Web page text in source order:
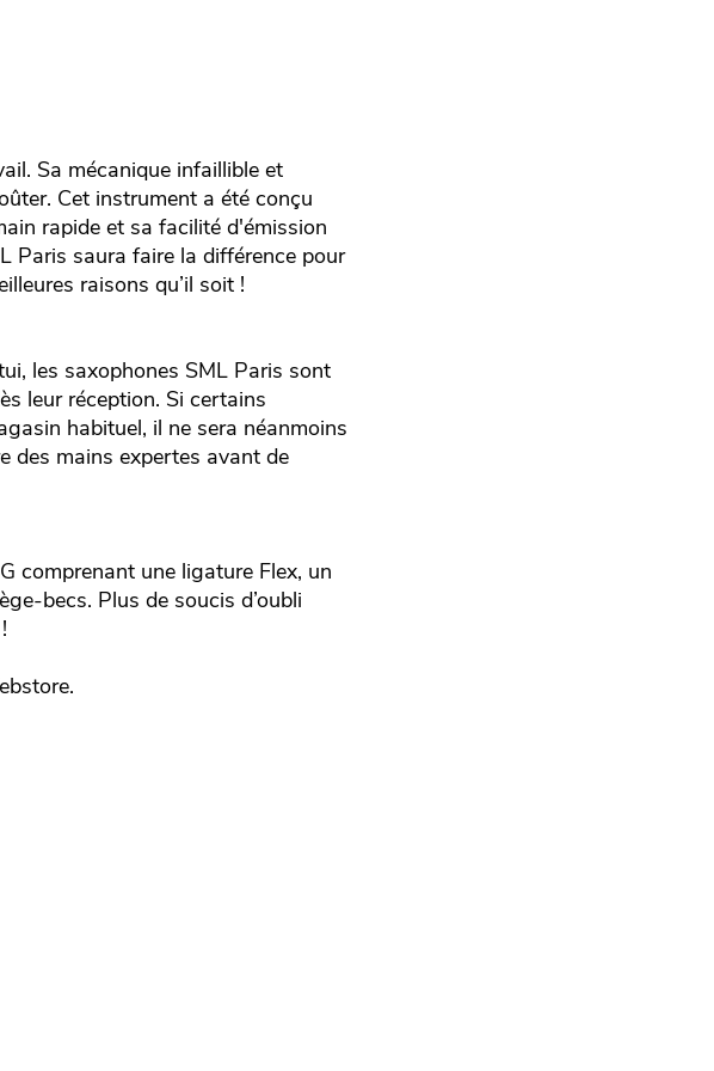
Sa mécanique infaillible et
Cet instrument a été conçu
rapide et sa facilité d'émission
Paris saura faire la différence pour
raisons qu’il soit !
les saxophones SML Paris sont
leur réception. Si certains
habituel, il ne sera néanmoins
des mains expertes avant de
comprenant une ligature Flex, un
becs. Plus de soucis d’oubli